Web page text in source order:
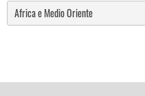
Africa e Medio Oriente